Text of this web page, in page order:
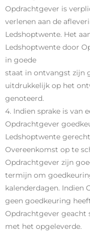
Opdrachtgever is
verlenen aan de
Ledshoptwente. Het
Ledshoptwente door
in goede
staat in ontvangst zijn
uitdrukkelijk op het
genoteerd.
4. Indien sprake is van
Opdrachtgever
Ledshoptwente
Overeenkomst op te
Opdrachtgever zijn
termijn om
kalenderdagen. Indien
geen goedkeuring
Opdrachtgever geacht
met het opgeleverde.